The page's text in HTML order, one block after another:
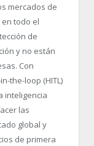
mercados de
en todo el
de
y no están
Con
the-loop (HITL)
inteligencia
las
global y
de primera